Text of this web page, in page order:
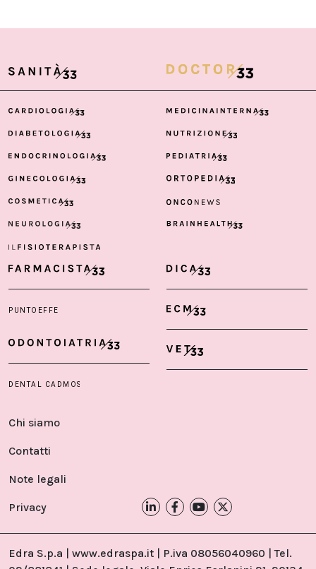
Chi siamo
Contatti
Note legali
Privacy
Edra S.p.a | www.edraspa.it | P.iva 08056040960 | Tel.